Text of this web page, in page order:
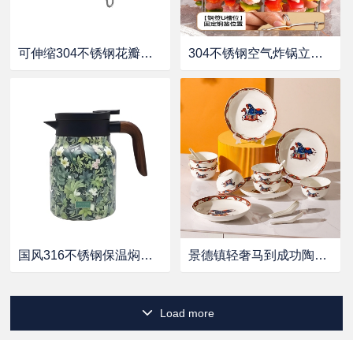
可伸缩304不锈钢花瓣蒸架 304不锈钢空气炸锅立体烧烤架
国风316不锈钢保温焖茶壶 (1000ml) 五个花色可选：瓷白梅花，清新花草，海棠初夜，红梅艳山，仙鹤 景德镇轻奢马到成功陶瓷礼盒套装（4碗+4勺+2盘）
Load more